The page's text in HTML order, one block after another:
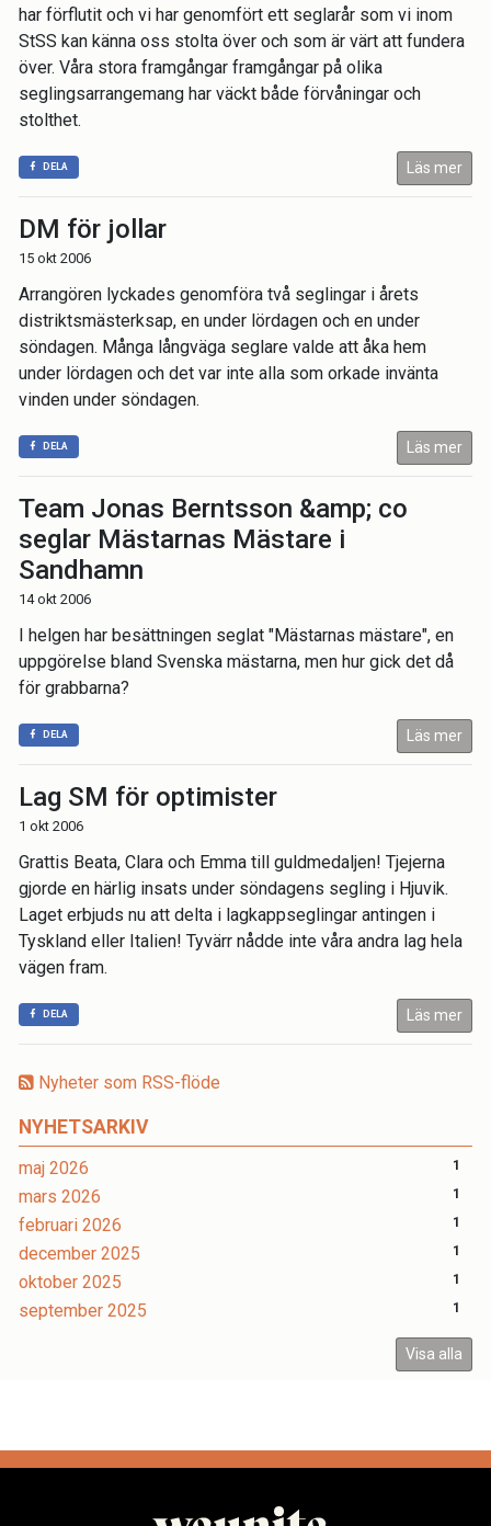
Nyheter som RSS-flöde
NYHETSARKIV
maj 2026 1
mars 2026 1
februari 2026 1
december 2025 1
oktober 2025 1
september 2025 1
Visa alla
har förflutit och vi har genomfört ett seglarår som vi inom
StSS kan känna oss stolta över och som är värt att fundera
över. Våra stora framgångar framgångar på olika
seglingsarrangemang har väckt både förvåningar och
stolthet.
DELA Läs mer
DM för jollar
15 okt 2006
Arrangören lyckades genomföra två seglingar i årets
distriktsmästerksap, en under lördagen och en under
söndagen. Många långväga seglare valde att åka hem
under lördagen och det var inte alla som orkade invänta
vinden under söndagen.
DELA Läs mer
Team Jonas Berntsson &amp; co
seglar Mästarnas Mästare i
Sandhamn
14 okt 2006
I helgen har besättningen seglat "Mästarnas mästare", en
uppgörelse bland Svenska mästarna, men hur gick det då
för grabbarna?
DELA Läs mer
Lag SM för optimister
1 okt 2006
Grattis Beata, Clara och Emma till guldmedaljen! Tjejerna
gjorde en härlig insats under söndagens segling i Hjuvik.
Laget erbjuds nu att delta i lagkappseglingar antingen i
Tyskland eller Italien! Tyvärr nådde inte våra andra lag hela
vägen fram.
DELA Läs mer